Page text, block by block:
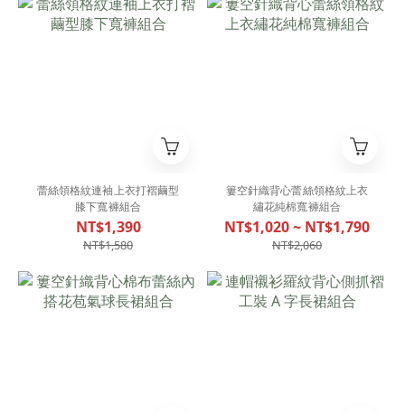
蕾絲領格紋連袖上衣打褶繭型
膝下寬褲組合
NT$1,390
NT$1,580
簍空針織背心蕾絲領格紋上衣
繡花純棉寬褲組合
NT$1,020 ~ NT$1,790
NT$2,060